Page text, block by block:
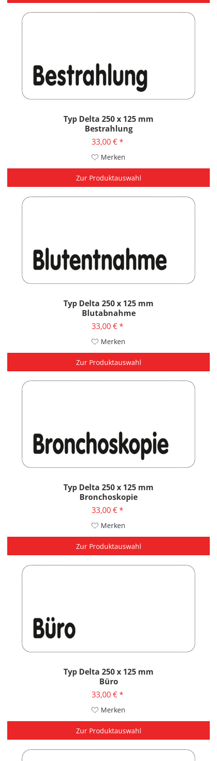
Typ Delta 250 x 125 mm
Bestrahlung
33,00 € *
Merken
Zur Produktauswahl
Typ Delta 250 x 125 mm
Blutabnahme
33,00 € *
Merken
Zur Produktauswahl
Typ Delta 250 x 125 mm
Bronchoskopie
33,00 € *
Merken
Zur Produktauswahl
Typ Delta 250 x 125 mm
Büro
33,00 € *
Merken
Zur Produktauswahl